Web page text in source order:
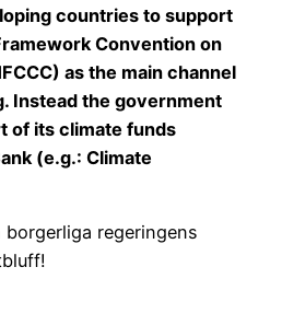
countries to support
Convention on
as the main channel
Instead the government
of its climate funds
(e.g.: Climate
regeringens